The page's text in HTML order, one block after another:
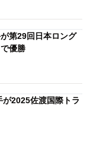
第29回日本ロング
優勝
2025佐渡国際トラ